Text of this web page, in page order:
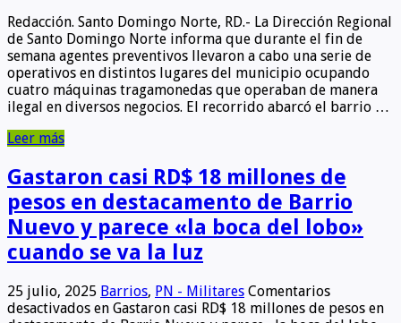
Redacción. Santo Domingo Norte, RD.- La Dirección Regional
de Santo Domingo Norte informa que durante el fin de
semana agentes preventivos llevaron a cabo una serie de
operativos en distintos lugares del municipio ocupando
cuatro máquinas tragamonedas que operaban de manera
ilegal en diversos negocios. El recorrido abarcó el barrio …
Leer más
Gastaron casi RD$ 18 millones de
pesos en destacamento de Barrio
Nuevo y parece «la boca del lobo»
cuando se va la luz
25 julio, 2025 Barrios, PN - Militares Comentarios
desactivados en Gastaron casi RD$ 18 millones de pesos en